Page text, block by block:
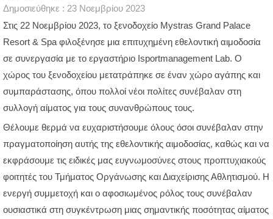
Δημοσιεύθηκε : 23 Νοεμβρίου 2023
Στις 22 Νοεμβρίου 2023, το ξενοδοχείο Mystras Grand Palace
Resort & Spa φιλοξένησε μια επιτυχημένη εθελοντική αιμοδοσία
σε συνεργασία με το εργαστήριο Isportmanagement Lab. Ο
χώρος του ξενοδοχείου μετατράπηκε σε έναν χώρο αγάπης και
συμπαράστασης, όπου πολλοί νέοι πολίτες συνέβαλαν στη
συλλογή αίματος για τους συνανθρώπους τους.
Θέλουμε θερμά να ευχαριστήσουμε όλους όσοι συνέβαλαν στην
πραγματοποίηση αυτής της εθελοντικής αιμοδοσίας, καθώς και να
εκφράσουμε τις ειδικές μας ευγνωμοσύνες στους προπτυχιακούς
φοιτητές του Τμήματος Οργάνωσης και Διαχείρισης Αθλητισμού. Η
ενεργή συμμετοχή και ο αφοσιωμένος ρόλος τους συνέβαλαν
ουσιαστικά στη συγκέντρωση μιας σημαντικής ποσότητας αίματος